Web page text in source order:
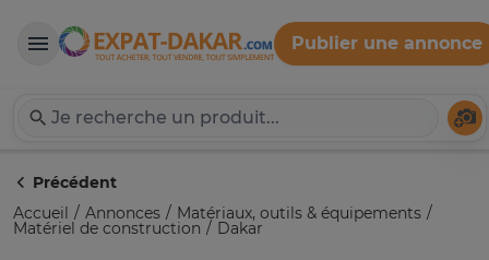
Expat-Dakar
Publier une annonce
Précédent
Accueil
Annonces Matériaux, outils & équipements
Matériel de construction Dakar